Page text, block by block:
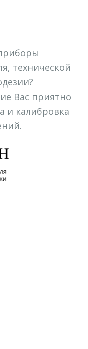
технической
Вас приятно
и калибровка